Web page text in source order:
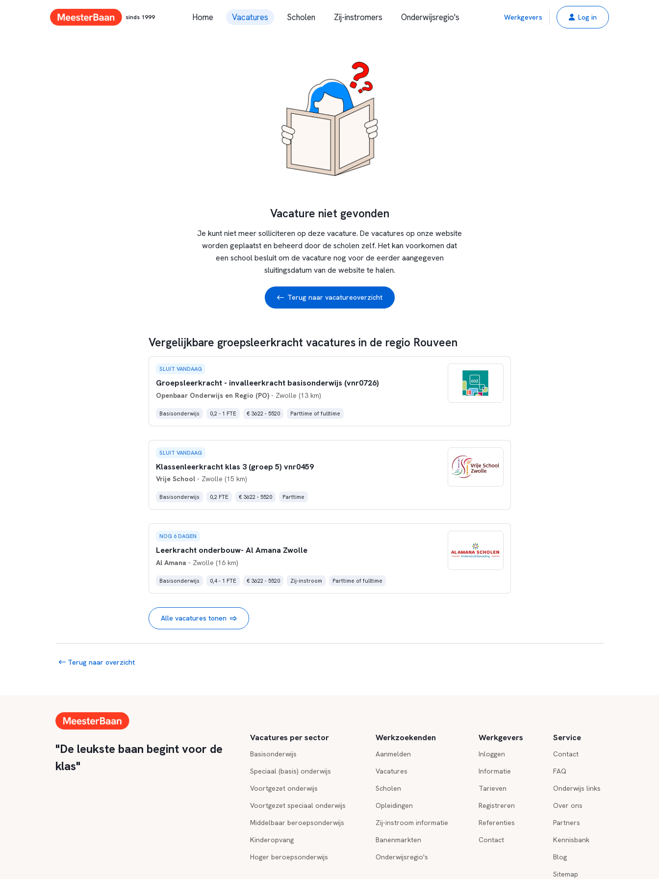
sinds 1999 Home Vacatures Scholen Zij-instromers Onderwijsregio's Werkgevers Log in
Vacature niet gevonden
Je kunt niet meer solliciteren op deze vacature. De vacatures op onze website
worden geplaatst en beheerd door de scholen zelf. Het kan voorkomen dat
een school besluit om de vacature nog voor de eerder aangegeven
sluitingsdatum van de website te halen.
Terug naar vacatureoverzicht
Vergelijkbare groepsleerkracht vacatures in de regio Rouveen
SLUIT VANDAAG
Groepsleerkracht - invalleerkracht basisonderwijs (vnr0726)
Openbaar Onderwijs en Regio (PO)- Zwolle (13 km)
Basisonderwijs 0,2 - 1 FTE € 3622 - 5520 Parttime of fulltime
SLUIT VANDAAG
Klassenleerkracht klas 3 (groep 5) vnr0459
Vrije School- Zwolle (15 km)
Basisonderwijs 0,2 FTE € 3622 - 5520 Parttime
NOG 6 DAGEN
Leerkracht onderbouw- Al Amana Zwolle
Al Amana - Zwolle (16 km)
Basisonderwijs 0,4 - 1 FTE € 3622 - 5520 Zij-instroom Parttime of fulltime
Alle vacatures tonen
Terug naar overzicht
"De leukste baan begint voor de
klas"
Vacatures per sector
Basisonderwijs
Speciaal (basis) onderwijs
Voortgezet onderwijs
Voortgezet speciaal onderwijs
Middelbaar beroepsonderwijs
Kinderopvang
Hoger beroepsonderwijs
Werkzoekenden
Aanmelden
Vacatures
Scholen
Opleidingen
Zij-instroom informatie
Banenmarkten
Onderwijsregio's
Werkgevers
Inloggen
Informatie
Tarieven
Registreren
Referenties
Contact
Service
Contact
FAQ
Onderwijs links
Over ons
Partners
Kennisbank
Blog
Sitemap